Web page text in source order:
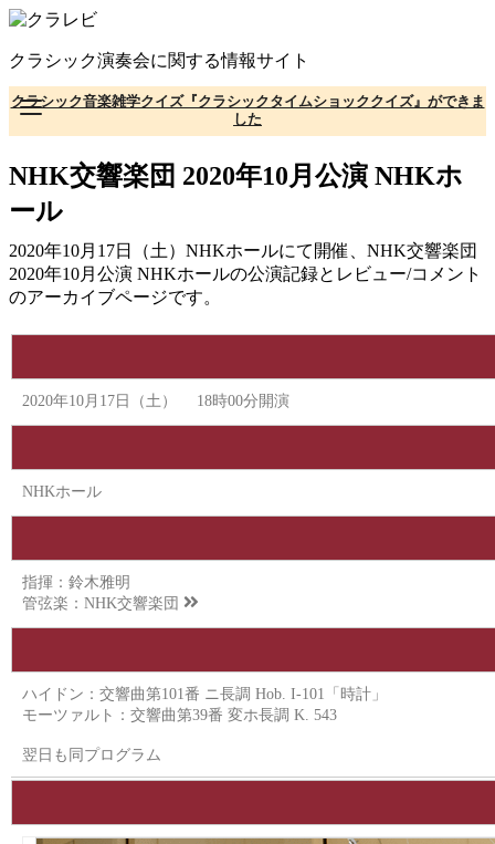
コ
テ
ン
ツ
へ
動
クラシック演奏会に関する情報サイト
クラシック音楽雑学クイズ『クラシックタイムショッククイズ』ができま
した
NHK交響楽団 2020年10⽉公演 NHKホ
ール
2020年10月17日（土）NHKホールにて開催、NHK交響楽団
2020年10⽉公演 NHKホールの公演記録とレビュー/コメント
のアーカイブページです。
2020年10月17日（土） 18時00分開演
NHKホール
指揮：鈴木雅明
管弦楽： NHK交響楽団
ハイドン：交響曲第101番 ニ長調 Hob. I-101「時計」
モーツァルト：交響曲第39番 変ホ長調 K. 543
翌日も同プログラム